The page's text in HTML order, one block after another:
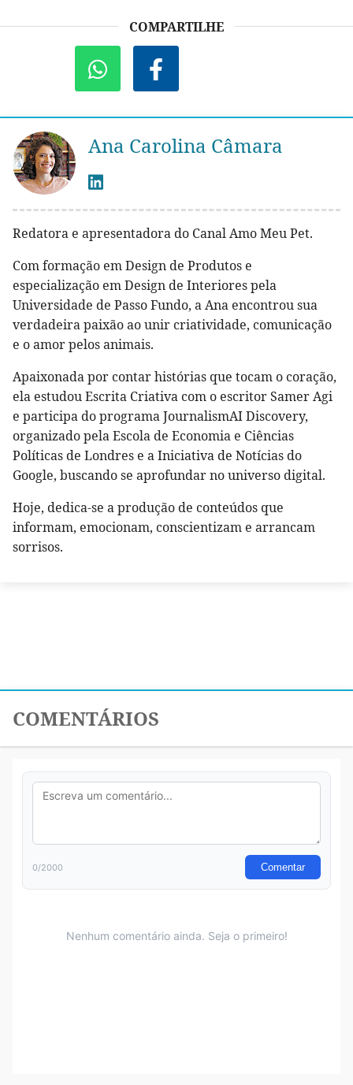
COMPARTILHE
Ana Carolina Câmara
Redatora e apresentadora do Canal Amo Meu Pet.
Com formação em Design de Produtos e
especialização em Design de Interiores pela
Universidade de Passo Fundo, a Ana encontrou sua
verdadeira paixão ao unir criatividade, comunicação
e o amor pelos animais.
Apaixonada por contar histórias que tocam o coração,
ela estudou Escrita Criativa com o escritor Samer Agi
e participa do programa JournalismAI Discovery,
organizado pela Escola de Economia e Ciências
Políticas de Londres e a Iniciativa de Notícias do
Google, buscando se aprofundar no universo digital.
Hoje, dedica-se a produção de conteúdos que
informam, emocionam, conscientizam e arrancam
sorrisos.
COMENTÁRIOS